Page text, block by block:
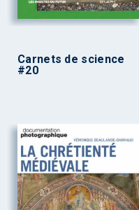
Carnets de science
#20